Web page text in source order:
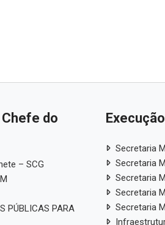
do
– SCG
PÚBLICAS PARA
Secretaria
Secretaria
Secretaria
Secretaria
Secretaria